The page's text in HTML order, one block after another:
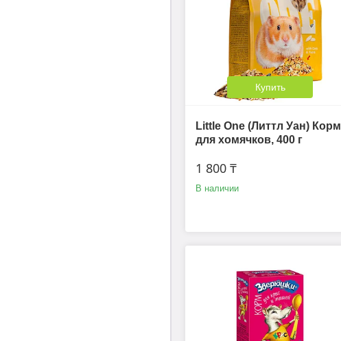
Купить
Little One (Литтл Уан) Корм
для хомячков, 400 г
1 800 ₸
В наличии